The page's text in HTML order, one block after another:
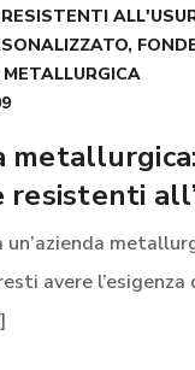
,
resistenti
un’azienda
avere l’esigenza